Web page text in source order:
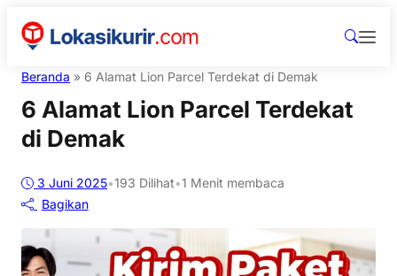
Beranda » 6 Alamat Lion Parcel Terdekat di Demak
6 Alamat Lion Parcel Terdekat
di Demak
3 Juni 2025•193 Dilihat•1 Menit membaca
Bagikan